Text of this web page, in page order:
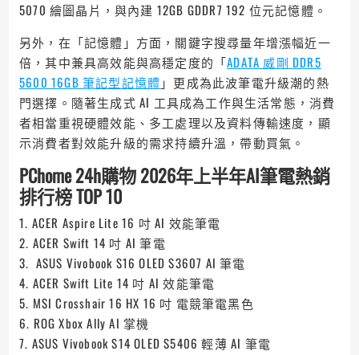
5070 繪圖晶片，與內建 12GB GDDR7 192 位元記憶體。
另外，在「記憶體」方面，關鍵字搜尋量年增漲幅近一
倍，其中兼具高效能與高穩定度的「ADATA 威剛 DDR5
5600 16GB 筆記型記憶體 」更成為此波筆電升級潮的熱
門選擇。隨著生成式 AI 工具成為工作與生活常態，消費
者相當重視硬體效能、多工處理以及資料傳輸速度，顯
示消費者對效能升級的需求持續升溫，帶動買氣。
PChome 24h購物 2026年上半年AI筆電熱銷
排行榜 TOP 10
1. ACER Aspire Lite 16 吋 AI 效能筆電
2. ACER Swift 14 吋 AI 筆電
3. ASUS Vivobook S16 OLED S3607 AI 筆電
4. ACER Swift Lite 14 吋 AI 效能筆電
5. MSI Crosshair 16 HX 16 吋 電競筆電黑色
6. ROG Xbox Ally AI 掌機
7. ASUS Vivobook S14 OLED S5406 輕薄 AI 筆電